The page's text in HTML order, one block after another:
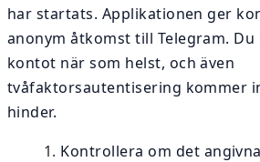
har startats. Applikationen ger
anonym åtkomst till Telegram. Du
kontot när som helst, och även
tvåfaktorsautentisering kommer
hinder.
Kontrollera om det